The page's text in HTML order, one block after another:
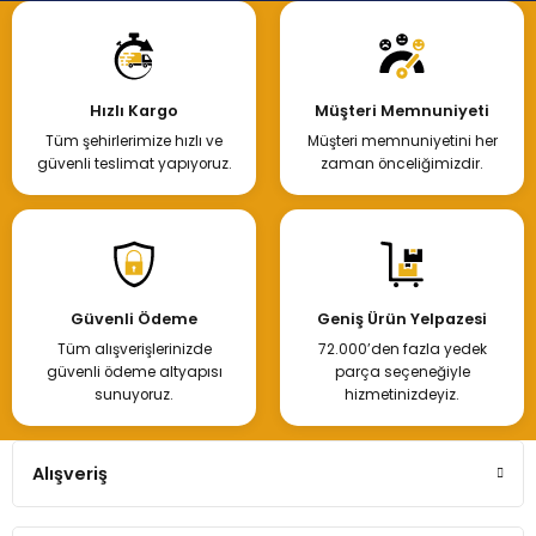
Hızlı Kargo
Tüm şehirlerimize hızlı ve
güvenli teslimat yapıyoruz.
Müşteri Memnuniyeti
Müşteri memnuniyetini her
zaman önceliğimizdir.
Güvenli Ödeme
Tüm alışverişlerinizde
güvenli ödeme altyapısı
sunuyoruz.
Geniş Ürün Yelpazesi
72.000’den fazla yedek
parça seçeneğiyle
hizmetinizdeyiz.
Alışveriş